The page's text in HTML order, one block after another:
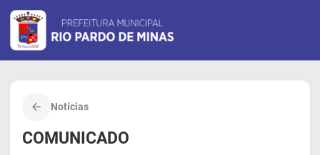
Notícias
COMUNICADO